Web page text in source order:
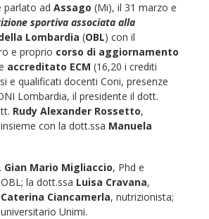
parlato ad Assago (Mi), il 31 marzo e
sportiva associata alla
Lombardia (OBL) con il
e proprio corso di aggiornamento
accreditato ECM (16,20 i crediti
e qualificati docenti Coni, presenze
Lombardia, il presidente il dott.
Rudy Alexander Rossetto,
con la dott.ssa Manuela
Gian Mario Migliaccio, Phd e
la dott.ssa Luisa Cravana,
Caterina Ciancamerla, nutrizionista;
Unimi.